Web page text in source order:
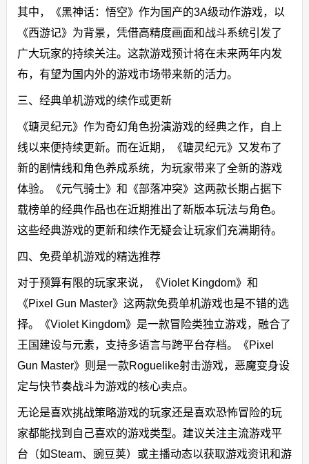
其中，《黑神话：悟空》作为国产的3A级动作游戏，以
《西游记》为背景，凭借高精度画面和战斗系统引发了
广大玩家的持续关注。这款游戏预计将在未来两年内发
布，有望为国内外的游戏市场带来新的活力。
三、经典单机游戏的续作或更新
《瑭灵纪元》作为奇幻角色扮演游戏的经典之作，自上
线以来便持续更新。而在近期，《瑭灵纪元》又发布了
新的剧情线和角色养成系统，为玩家带来了全新的游戏
体验。《元气骑士》和《部落冲突》这两款长期占据下
载榜单的经典作品也在近期推出了新版本玩法与角色。
这些经典游戏的更新和续作无疑会让玩家们充满期待。
四、免费单机游戏的精选推荐
对于预算有限的玩家来说，《Violet Kingdom》和
《Pixel Gun Master》这两款免费单机游戏也是不错的选
择。《Violet Kingdom》是一款冒险类独立游戏，融合了
王国建设与元素，支持多语言与跨平台存档。《Pixel
Gun Master》则是一款Roguelike射击游戏，恶魔变身设
定与快节奏战斗为游戏的核心卖点。
无论是喜欢挑战策略游戏的玩家还是喜欢恐怖冒险的玩
家都能找到自己喜欢的游戏类型。建议关注主流游戏平
台（如Steam、豌豆荚）或主播动态以获取游戏资讯和游